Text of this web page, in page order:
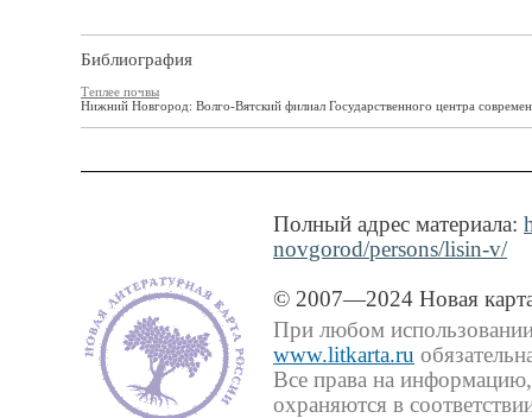
Библиография
Теплее почвы
Нижний Новгород: Волго-Вятский филиал Государственного центра
Полный адрес материала:
novgorod/persons/lisin-v/
© 2007—2024 Новая
При любом использовании
www.litkarta.ru
Все права на
охраняются в